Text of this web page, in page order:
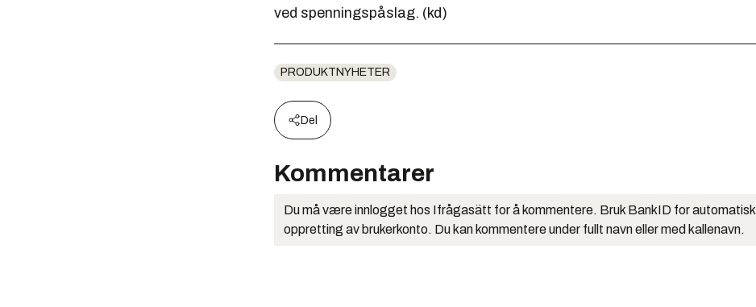
ved spenningspåslag. (kd)
PRODUKTNYHETER
Del
Kommentarer
Du må være innlogget hos Ifrågasätt for å kommentere. Bruk BankID for automatisk
oppretting av brukerkonto. Du kan kommentere under fullt navn eller med kallenavn.